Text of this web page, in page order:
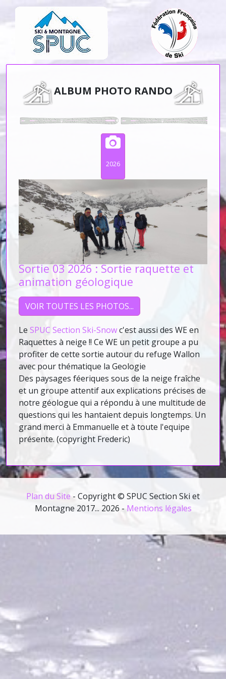
ALBUM PHOTO RANDO
2026
Sortie 03 2026 : Sortie raquette et
animation géologique
VOIR TOUTES LES PHOTOS...
Le SPUC Section Ski-Snowc'est aussi des WE en
Raquettes à neige !! Ce WE un petit groupe a pu
profiter de cette sortie autour du refuge Wallon
avec pour thématique la Geologie
Des paysages féeriques sous de la neige fraîche
et un groupe attentif aux explications précises de
notre géologue qui a répondu à une multitude de
questions qui les hantaient depuis longtemps. Un
grand merci à Emmanuelle et à toute l'equipe
présente. (copyright Frederic)
Plan du Site - Copyright © SPUC Section Ski et
Montagne 2017... 2026 - Mentions légales